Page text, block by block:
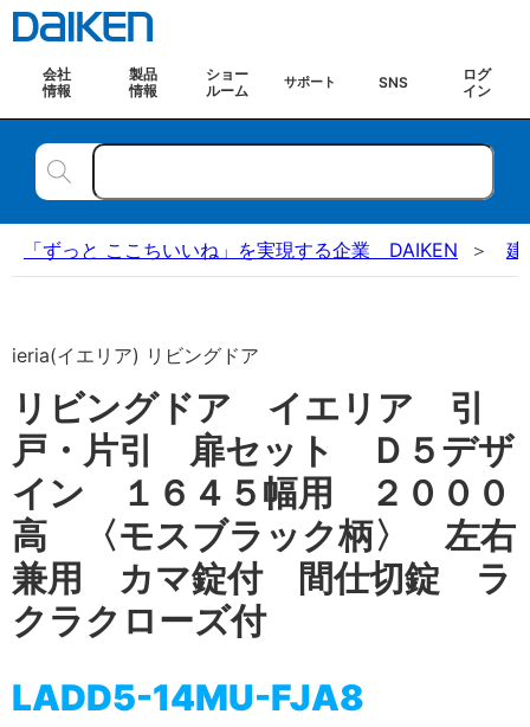
会社
情報
製品
情報
ショー
ルーム
サポート SNS
ログ
イン
「ずっと ここちいいね」を実現する企業 DAIKEN 建
ieria(イエリア) リビングドア
リビングドア イエリア 引
戸・片引 扉セット Ｄ５デザ
イン １６４５幅用 ２０００
高 〈モスブラック柄〉 左右
兼用 カマ錠付 間仕切錠 ラ
クラクローズ付
LADD5-14MU-FJA8